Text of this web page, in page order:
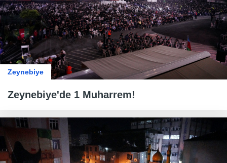
Zeynebiye
Zeynebiye'de 1 Muharrem!